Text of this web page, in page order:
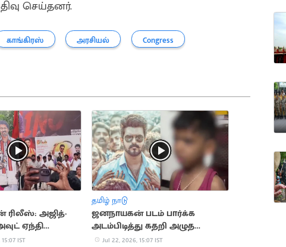
செய்தனர்.
காங்கிரஸ் அரசியல் Congress
அஜித்-
ஏந்தி
IST
தமிழ் நாடு
ஜனநாயகன் படம் பார்க்க
அடம்பிடித்து கதறி அழுத
சிறுவன்: வைரல் வீடியோ
Jul 22, 2026, 15:07 IST